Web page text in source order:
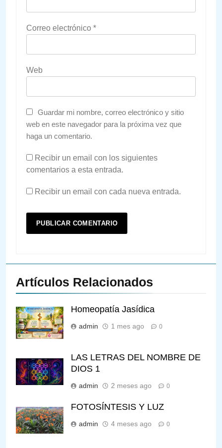
Correo electrónico *
Web
Guardar mi nombre, correo electrónico y sitio
web en este navegador para la próxima vez que
haga un comentario.
Recibir un email con los siguientes
comentarios a esta entrada.
Recibir un email con cada nueva entrada.
Artículos Relacionados
Homeopatía Jasídica
admin 1 mes ago 0
LAS LETRAS DEL NOMBRE DE
DIOS 1
admin 2 meses ago 0
FOTOSÍNTESIS Y LUZ
admin 4 meses ago 0